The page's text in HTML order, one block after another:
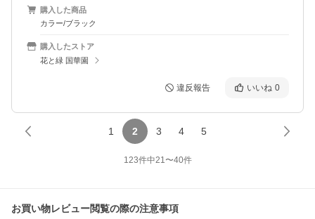
購入した商品
カラー/ブラック
購入したストア
花と緑 国華園
違反報告 いいね 0
1 2 3 4 5
123件中21〜40件
お買い物レビュー閲覧の際の注意事項